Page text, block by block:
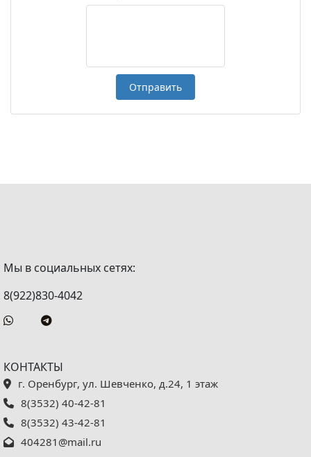
Отправить
Мы в социальных сетях:
8(922)830-4042
КОНТАКТЫ
г. Оренбург, ул. Шевченко, д.24, 1 этаж
8(3532) 40-42-81
8(3532) 43-42-81
404281@mail.ru